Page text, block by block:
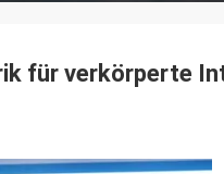
für verkörperte